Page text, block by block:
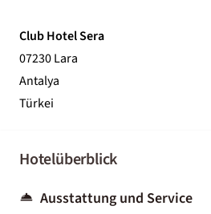
Club Hotel Sera
07230 Lara
Antalya
Türkei
Hotelüberblick
Ausstattung und Service